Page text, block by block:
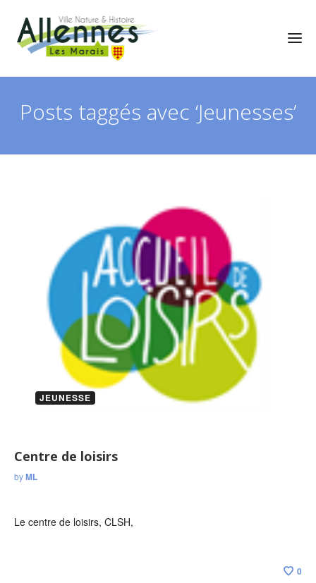
Posts taggés avec ‘Jeunesses’
JEUNESSE
Centre de loisirs
byML
Le centre de loisirs, CLSH,
0